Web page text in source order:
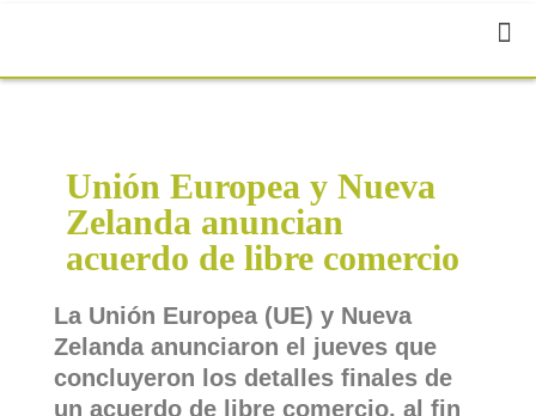
Unión Europea y Nueva
Zelanda anuncian
acuerdo de libre comercio
La Unión Europea (UE) y Nueva
Zelanda anunciaron el jueves que
concluyeron los detalles finales de
un acuerdo de libre comercio, al fin